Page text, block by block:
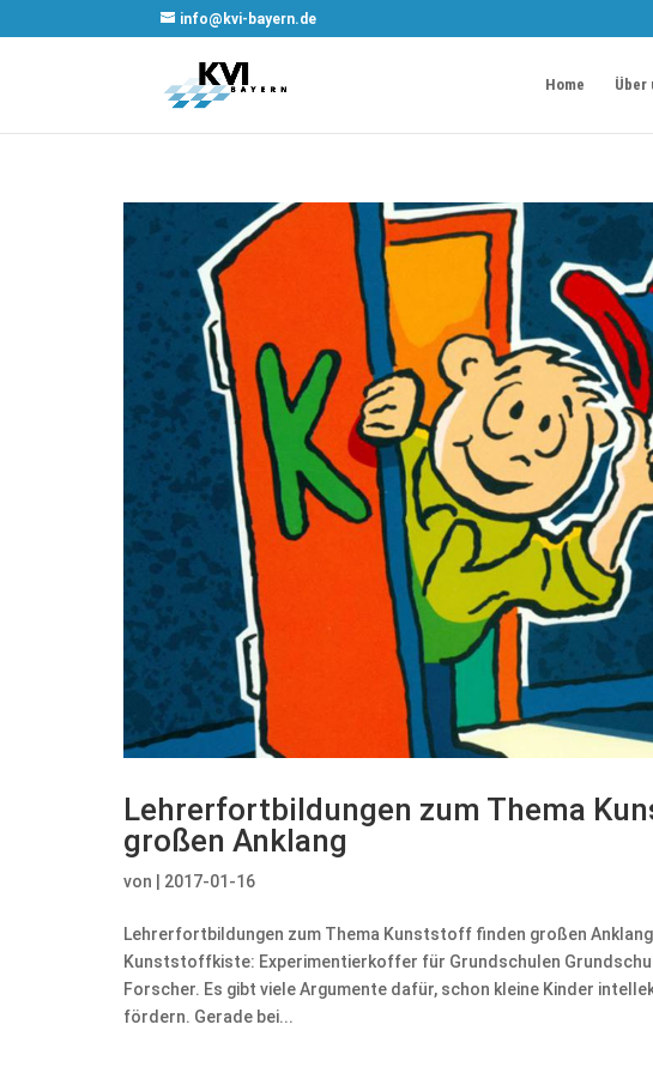
info@kvi-bayern.de
Home Über
Lehrerfortbildungen zum Thema
großen Anklang
von 2017-01-16
Lehrerfortbildungen zum Thema Kunststoff finden großen
Kunststoffkiste: Experimentierkoffer für Grundschulen
Forscher. Es gibt viele Argumente dafür, schon kleine Kinder
fördern. Gerade bei...